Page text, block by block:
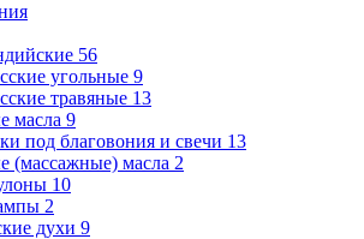
56
угольные 9
травяные 13
масла 9
под благовония и свечи 13
(массажные) масла 2
10
2
духи 9